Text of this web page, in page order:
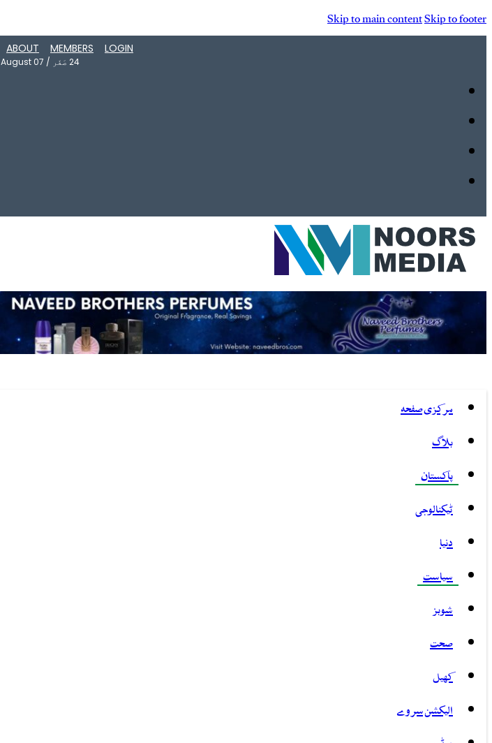
Skip to main contentSkip to footer
LOGIN
MEMBERS
ABOUT
24 صَفَر /
August 07
مرکزی صفحہ
بلاگ
پاکستان
ٹیکنالوجی
دنیا
سیاست
شوبز
صحت
کھیل
الیکشن سروے